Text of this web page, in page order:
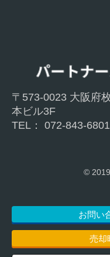
〒573-0023 大阪府
本ビル3F
TEL： 072-843-
©
売却
お問い